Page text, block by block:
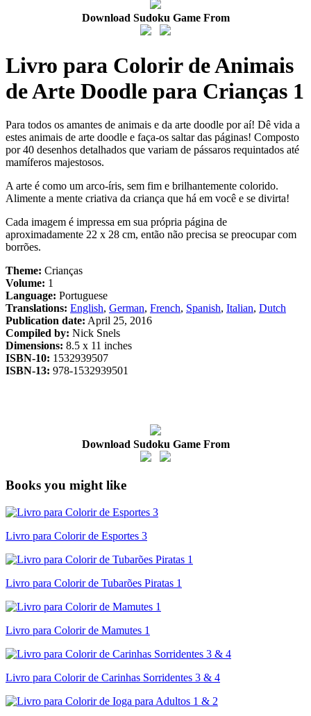
Download Sudoku Game From
Livro para Colorir de Animais
de Arte Doodle para Crianças 1
Para todos os amantes de animais e da arte doodle por aí! Dê vida a
estes animais de arte doodle e faça-os saltar das páginas! Composto
por 40 desenhos detalhados que variam de pássaros requintados até
mamíferos majestosos.
A arte é como um arco-íris, sem fim e brilhantemente colorido.
Alimente a mente criativa da criança que há em você e se divirta!
Cada imagem é impressa em sua própria página de
aproximadamente 22 x 28 cm, então não precisa se preocupar com
borrões.
Theme: Crianças
Volume: 1
Language: Portuguese
Translations: English, German, French, Spanish, Italian, Dutch
Publication date: April 25, 2016
Compiled by: Nick Snels
Dimensions: 8.5 x 11 inches
ISBN-10: 1532939507
ISBN-13: 978-1532939501
Download Sudoku Game From
Books you might like
Livro para Colorir de Esportes 3
Livro para Colorir de Tubarões Piratas 1
Livro para Colorir de Mamutes 1
Livro para Colorir de Carinhas Sorridentes 3 & 4